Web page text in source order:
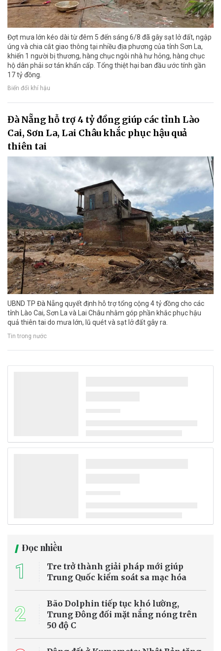
Đợt mưa lớn kéo dài từ đêm 5 đến sáng 6/8 đã gây sạt lở đất, ngập
úng và chia cắt giao thông tại nhiều địa phương của tỉnh Sơn La,
khiến 1 người bị thương, hàng chục ngôi nhà hư hỏng, hàng chục
hộ dân phải sơ tán khẩn cấp. Tổng thiệt hại ban đầu ước tính gần
17 tỷ đồng.
Biến đổi khí hậu
Đà Nẵng hỗ trợ 4 tỷ đồng giúp các tỉnh Lào
Cai, Sơn La, Lai Châu khắc phục hậu quả
thiên tai
UBND TP Đà Nẵng quyết định hỗ trợ tổng cộng 4 tỷ đồng cho các
tỉnh Lào Cai, Sơn La và Lai Châu nhằm góp phần khắc phục hậu
quả thiên tai do mưa lớn, lũ quét và sạt lở đất gây ra.
Tin trong nước
Quảng Trị: Tăng cường phối hợp, chuẩn bị
UBND tỉnh Quảng Trị vừa tổ chức cuôc họp về Chỉ đạo diễn tập
phương án chữa cháy và cứu nạn, cứu hộ (CNCH) quy mô cấp tỉnh
năm 2026, để rà soát công tác chuẩn bị và cho ý kiến hoàn thiện
kịch bản diễn tập.
Mưa lũ gây thiệt hại gần 17 tỷ đồng ở Sơn La